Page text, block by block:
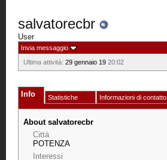
salvatorecbr
User
Invia messaggio
Ultima attività: 29 gennaio 19 20:02
Info Statistiche Informazioni di contatto
About salvatorecbr
Città
POTENZA
Interessi